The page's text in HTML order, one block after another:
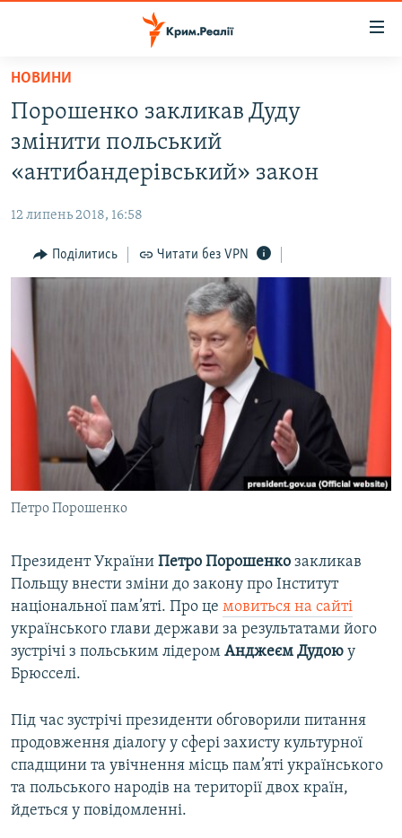
Перейти
основного
матеріалу
до
основної
Перейти
до
ВОДА.КРИМ
ВІДЕО ТА ФОТО
БЛОГИ
ПОГЛЯД
ВСЕ ЗА ДЕНЬ
СПЕЦПРОЕКТИ
ДЕПОРТАЦІЯ
ВІДЕОУРОКИ «ELIFBE»
СВІДЧЕННЯ ОКУПАЦІЇ
УКРАЇНСЬКА ПРОБЛЕМА КРИМУ
ІНФОГРАФІКА
ЯК ОБІЙТИ БЛОКУВАННЯ
Qırımtatar
ДОЛУЧАЙСЯ!
Усі сайти RFE/RL
НОВИНИ
Порошенко закликав Дуду
змінити польський
«антибандерівський» закон
12 липень 2018, 16:58
Поділитись Читати без VPN
Петро Порошенко
Президент України Петро Порошенко закликав
Польщу внести зміни до закону про Інститут
національної пам’яті. Про це мовиться на сайті
українського глави держави за результатами його
зустрічі з польським лідером Анджеєм Дудою у
Брюсселі.
Під час зустрічі президенти обговорили питання
продовження діалогу у сфері захисту культурної
спадщини та увічнення місць пам’яті українського
та польського народів на території двох країн,
йдеться у повідомленні.